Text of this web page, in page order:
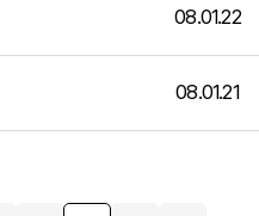
08.01.22
08.01.21